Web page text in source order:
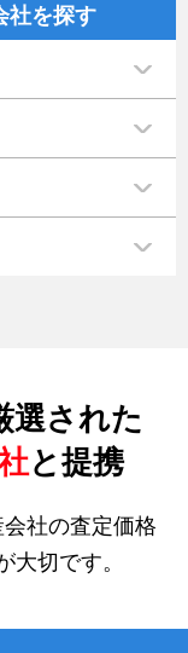
社を探す
選された
と提携
社の査定価格
大切です。